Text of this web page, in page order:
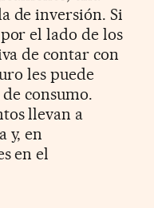
de inversión. Si
el lado de los
de contar con
les puede
consumo.
llevan a
y, en
en el